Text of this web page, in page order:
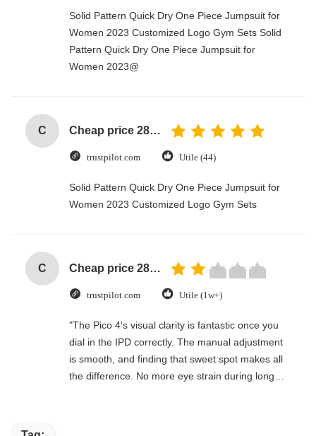
Solid Pattern Quick Dry One Piece Jumpsuit for
Women 2023 Customized Logo Gym Sets Solid
Pattern Quick Dry One Piece Jumpsuit for
Women 2023@
C Cheap price 28mm Aluminium Curtain Rod 1.2mm thickness with plastic final
trustpilot.com Utile (44)
Solid Pattern Quick Dry One Piece Jumpsuit for
Women 2023 Customized Logo Gym Sets
C Cheap price 28mm Aluminium Curtain Rod 1.2mm thickness with plastic final
trustpilot.com Utile (1w+)
"The Pico 4's visual clarity is fantastic once you
dial in the IPD correctly. The manual adjustment
is smooth, and finding that sweet spot makes all
the difference. No more eye strain during long